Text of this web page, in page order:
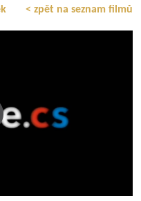
< zpět na seznam filmů